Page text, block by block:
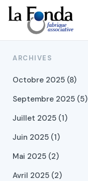
Aller
au
contenu
principal
ARCHIVES
Octobre 2025 (8)
Septembre 2025 (5)
Juillet 2025 (1)
Juin 2025 (1)
Mai 2025 (2)
Avril 2025 (2)